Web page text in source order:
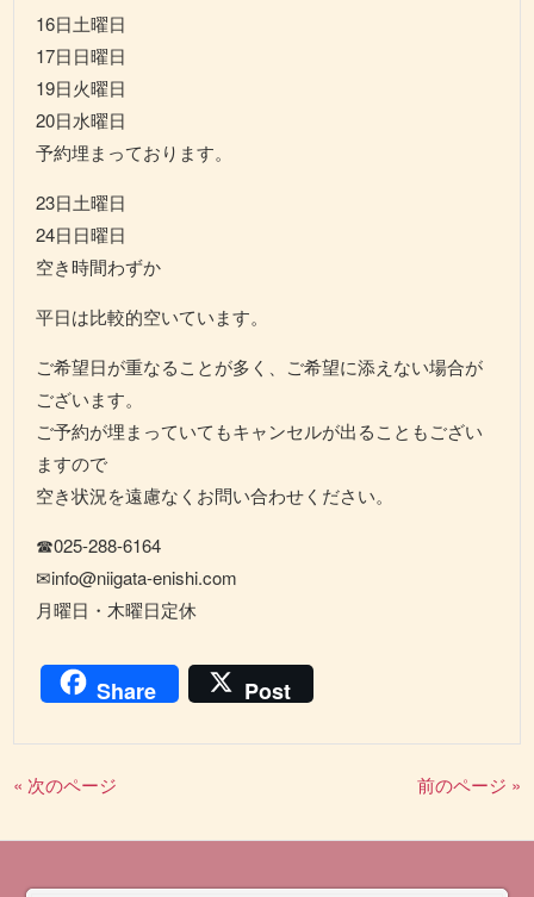
16日土曜日
17日日曜日
19日火曜日
20日水曜日
予約埋まっております。
23日土曜日
24日日曜日
空き時間わずか
平日は比較的空いています。
ご希望日が重なることが多く、ご希望に添えない場合が
ございます。
ご予約が埋まっていてもキャンセルが出ることもござい
ますので
空き状況を遠慮なくお問い合わせください。
☎025-288-6164
✉info@niigata-enishi.com
月曜日・木曜日定休
Share Post
« 次のページ 前のページ »